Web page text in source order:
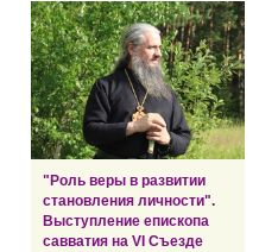
"Роль веры в развитии
становления личности".
Выступление епископа
савватия на VI Съезде